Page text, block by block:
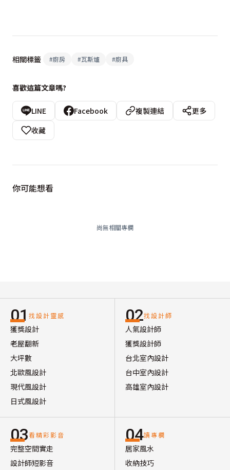
相關標籤 #廚房 #瓦斯爐 #廚具
喜歡這篇文章嗎?
LINE Facebook 複製連結
更多
收藏
你可能想看
尚無相關專欄
01 找設計靈感
獲獎設計
老屋翻新
大坪數
北歐風設計
現代風設計
日式風設計
02找設計師
人氣設計師
獲獎設計師
台北室內設計
台中室內設計
高雄室內設計
03看精彩影音
完整空間實走
設計師短影音
04讀專欄
居家風水
收納技巧